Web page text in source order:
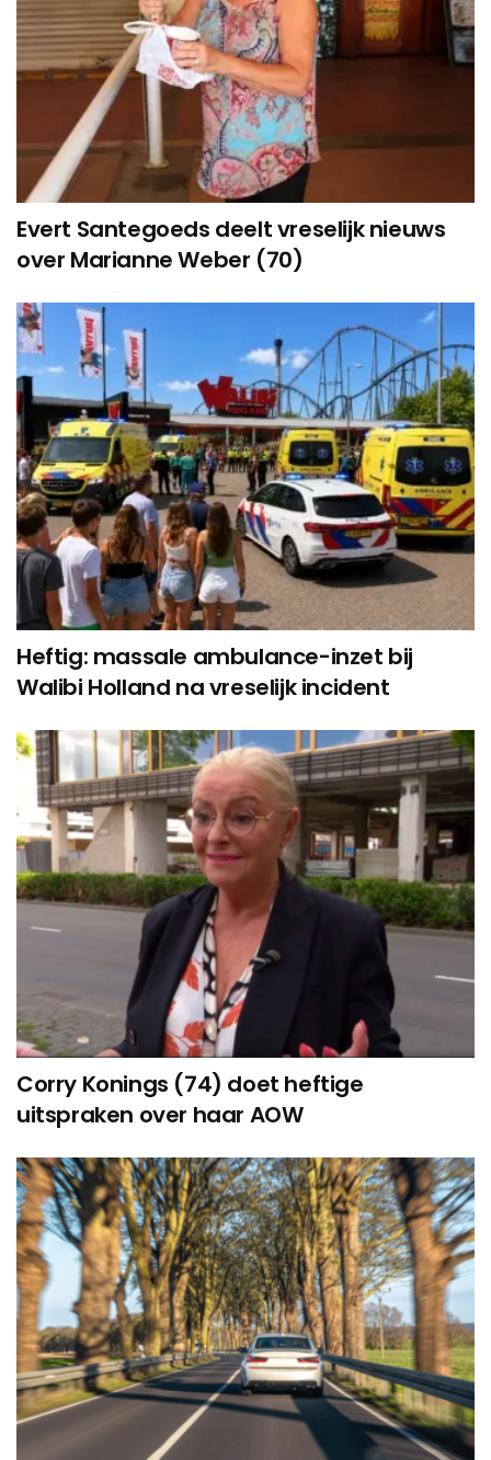
Evert Santegoeds deelt vreselijk nieuws
over Marianne Weber (70)
Heftig: massale ambulance-inzet bij
Walibi Holland na vreselijk incident
Corry Konings (74) doet heftige
uitspraken over haar AOW